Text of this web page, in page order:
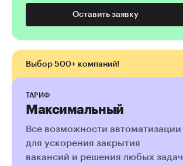
Оставить заявку
Максимальный
Все возможности автоматизации
для ускорения закрытия
вакансий и решения любых задач